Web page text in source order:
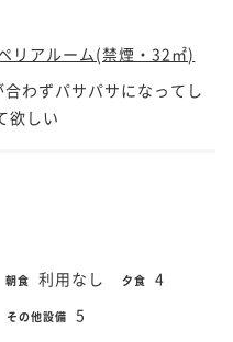
リアルーム(禁煙・32㎡)
わずパサパサになってし
欲しい
朝食 利用なし 夕食 4
その他設備 5